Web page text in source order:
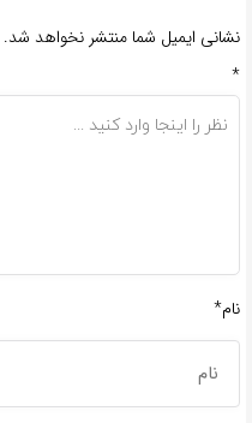
نشانی ایمیل شما منتشر نخواهد شد.
*
نام*